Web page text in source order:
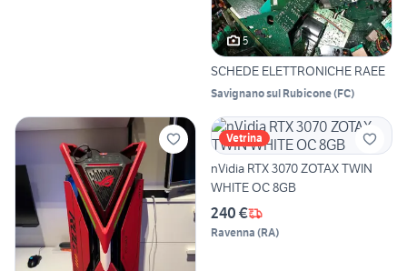
5
SCHEDE ELETTRONICHE RAEE
Savignano sul Rubicone(FC)
Vetrina
nVidia RTX 3070 ZOTAX TWIN
WHITE OC 8GB
240 €
Ravenna (RA)